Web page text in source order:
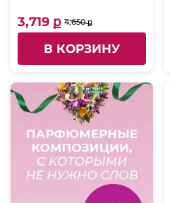
3,719 ք 4,650 ք
В КОРЗИНУ